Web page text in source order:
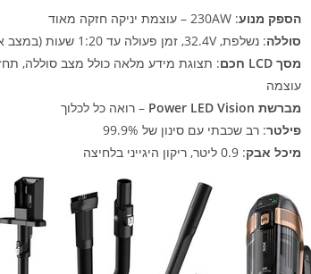
הספק מנוע: 230AW – עוצמת יניקה חזקה מאוד
סוללה: נשלפת, 32.4V, זמן פעולה עד 1:20 שעות (במצב אקו)
מסך LCD חכם
: תצוגת מידע מלאה כולל מצב סוללה,
עוצמה
מברשת Power LED Vision
– רואה כל לכלוך
פילטר: רב שכבתי עם סינון של 99.9%
מיכל אבק: 0.9 ליטר, ריקון היגייני בלחיצה